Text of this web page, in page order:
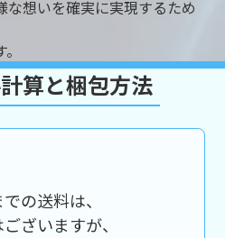
想いを確実に実現するため
算と梱包方法
の送料は、
ざいますが、